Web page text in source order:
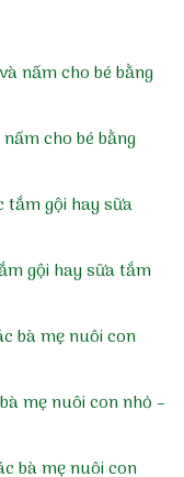
cho bé bằng
gội hay sữa tắm
mẹ nuôi con nhỏ –